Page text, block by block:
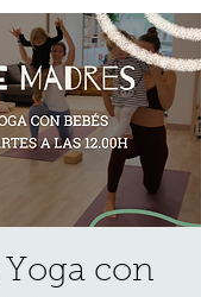
Yoga con